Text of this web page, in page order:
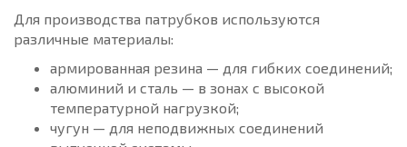
Для производства патрубков используются
различные материалы:
армированная резина — для гибких соединений;
алюминий и сталь — в зонах с высокой
температурной нагрузкой;
чугун — для неподвижных соединений